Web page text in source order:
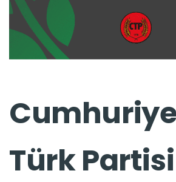
Türk Partisi